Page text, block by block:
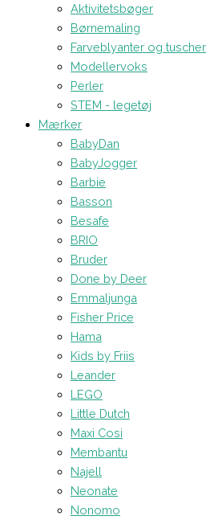
Aktivitetsbøger
Børnemaling
Farveblyanter og tuscher
Modellervoks
Perler
STEM - legetøj
Mærker
BabyDan
BabyJogger
Barbie
Basson
Besafe
BRIO
Bruder
Done by Deer
Emmaljunga
Fisher Price
Hama
Kids by Friis
Leander
LEGO
Little Dutch
Maxi Cosi
Membantu
Najell
Neonate
Nonomo